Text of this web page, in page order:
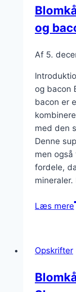
og
Af 5.
og bacon
bacon er
med den
Denne
men
fordele,
Læs mere
Opskrifter